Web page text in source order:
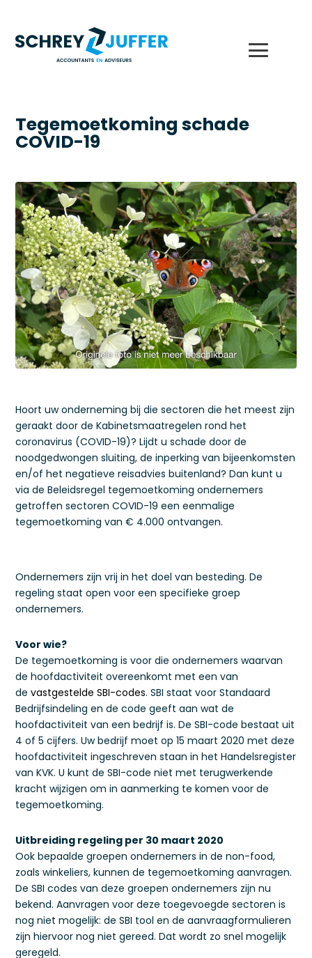
Tegemoetkoming schade
COVID-19
Hoort uw onderneming bij die sectoren die het meest zijn
geraakt door de Kabinetsmaatregelen rond het
coronavirus (COVID-19)? Lijdt u schade door de
noodgedwongen sluiting, de inperking van bijeenkomsten
en/of het negatieve reisadvies buitenland? Dan kunt u
via de Beleidsregel tegemoetkoming ondernemers
getroffen sectoren COVID-19 een eenmalige
tegemoetkoming van € 4.000 ontvangen.
Ondernemers zijn vrij in het doel van besteding. De
regeling staat open voor een specifieke groep
ondernemers.
Voor wie?
De tegemoetkoming is voor die ondernemers waarvan
de hoofdactiviteit overeenkomt met een van
devastgestelde SBI-codes. SBI staat voor Standaard
Bedrijfsindeling en de code geeft aan wat de
hoofdactiviteit van een bedrijf is. De SBI-code bestaat uit
4 of 5 cijfers. Uw bedrijf moet op 15 maart 2020 met deze
hoofdactiviteit ingeschreven staan in het Handelsregister
van KVK. U kunt de SBI-code niet met terugwerkende
kracht wijzigen om in aanmerking te komen voor de
tegemoetkoming.
Uitbreiding regeling per 30 maart 2020
Ook bepaalde groepen ondernemers in de non-food,
zoals winkeliers, kunnen de tegemoetkoming aanvragen.
De SBI codes van deze groepen ondernemers zijn nu
bekend. Aanvragen voor deze toegevoegde sectoren is
nog niet mogelijk: de SBI tool en de aanvraagformulieren
zijn hiervoor nog niet gereed. Dat wordt zo snel mogelijk
geregeld.